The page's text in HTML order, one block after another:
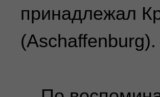
принадлежал
(Aschaffenburg).